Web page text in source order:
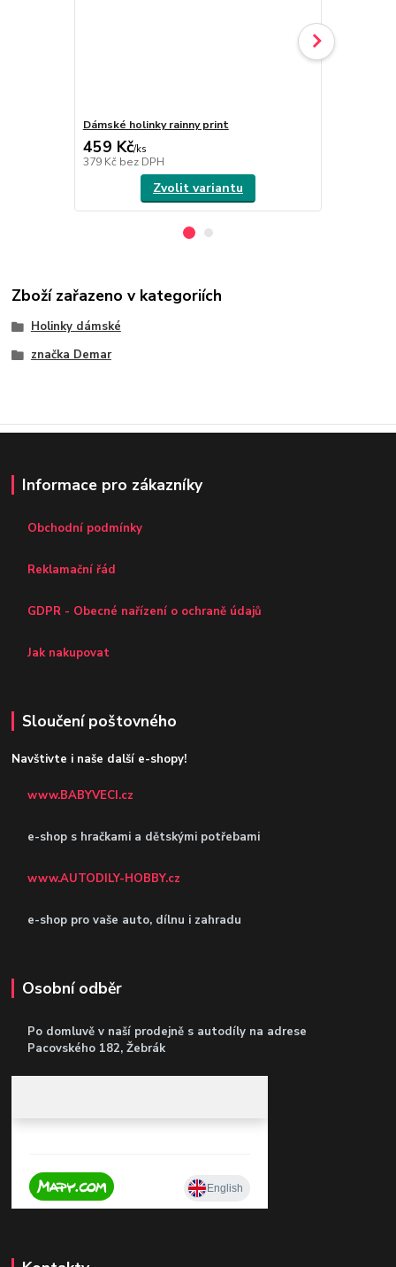
Dámské holinky rainny print
459 Kč/ks
379 Kč bez DPH
Zvolit variantu
Zboží zařazeno v kategoriích
Holinky dámské
značka Demar
Informace pro zákazníky
Obchodní podmínky
Reklamační řád
GDPR - Obecné nařízení o ochraně údajů
Jak nakupovat
Sloučení poštovného
Navštivte i naše další e-shopy!
www.BABYVECI.cz
e-shop s hračkami a dětskými potřebami
www.AUTODILY-HOBBY.cz
e-shop pro vaše auto, dílnu i zahradu
Osobní odběr
Po domluvě v naší prodejně s autodíly na adrese
Pacovského 182, Žebrák